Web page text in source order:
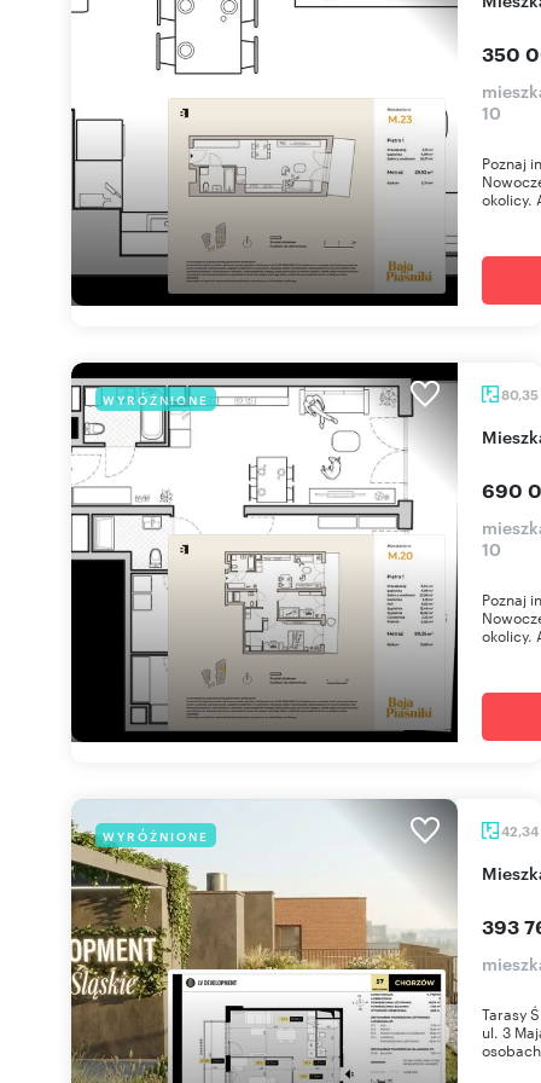
350
10
Poznaj
okolicy.
WYRÓŻNIONE 80,35
690
10
Poznaj
okolicy.
WYRÓŻNIONE 42,34
393
Tarasy
ul. 3